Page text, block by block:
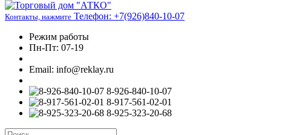
Контакты, нажмите Телефон: +7(926)840-10-07
Режим работы
Пн-Пт: 07-19
Email: info@reklay.ru
8-926-840-10-07
8-917-561-02-01
8-925-323-20-68